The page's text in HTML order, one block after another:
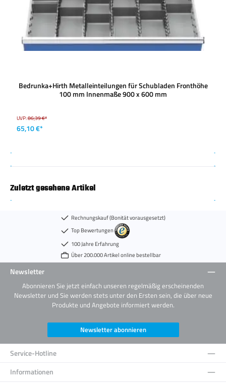
Bedrunka+Hirth Metalleinteilungen für Schubladen Fronthöhe
100 mm Innenmaße 900 x 600 mm
UVP:86,39 €*
65,10 €*
Zuletzt gesehene Artikel
Rechnungskauf (Bonität vorausgesetzt)
Top Bewertungen
100 Jahre Erfahrung
Über 200.000 Artikel online bestellbar
Newsletter
Abonnieren Sie jetzt einfach unseren regelmäßig erscheinenden
Newsletter und Sie werden stets unter den Ersten sein, die über neue
Produkte und Angebote informiert werden.
Newsletter abonnieren
Service-Hotline
Informationen